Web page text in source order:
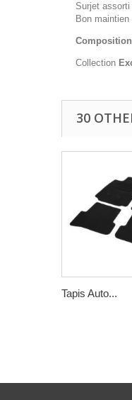
Surjet
Bon
Composition
Collection
30
Tapis Auto...